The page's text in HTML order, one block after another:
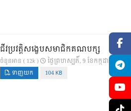
ជីវប្រវត្តិសង្ខេបសមាជិកគណបក្ស
ចំនួនអាន ( 12k ) ថ្ងៃ​ព្រហស្បតិ៍, 9 ខែ​កក្កដា, 2026
ទាញយក 104 KB